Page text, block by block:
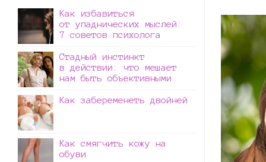
Как избавиться
от упаднических мыслей:
7 советов психолога
Стадный инстинкт
в действии: что мешает
нам быть объективными
Как забеременеть двойней
Как смягчить кожу на
обуви